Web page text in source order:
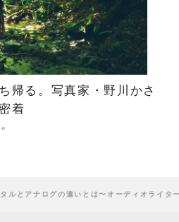
帰る。写真家・野川かさ
着
ルとアナログの違いとは〜オーディオライタ